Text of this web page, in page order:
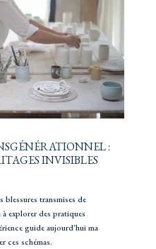
:
INVISIBLES
blessures transmises de
à explorer des pratiques
guide aujourd'hui ma
ces schémas.